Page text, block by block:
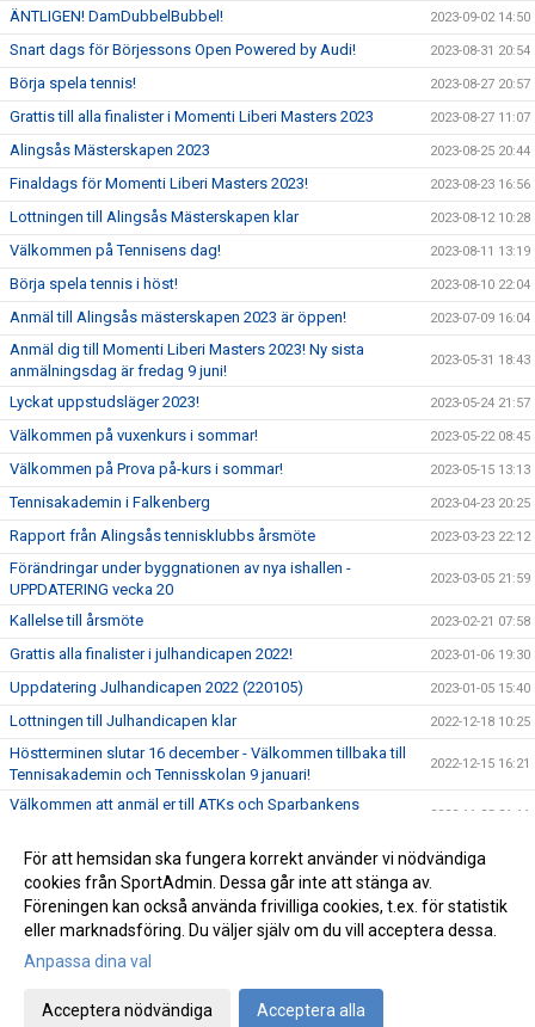
ÄNTLIGEN! DamDubbelBubbel! 2023-09-02 14:50
Snart dags för Börjessons Open Powered by Audi! 2023-08-31 20:54
Börja spela tennis! 2023-08-27 20:57
Grattis till alla finalister i Momenti Liberi Masters 2023 2023-08-27 11:07
Alingsås Mästerskapen 2023 2023-08-25 20:44
Finaldags för Momenti Liberi Masters 2023! 2023-08-23 16:56
Lottningen till Alingsås Mästerskapen klar 2023-08-12 10:28
Välkommen på Tennisens dag! 2023-08-11 13:19
Börja spela tennis i höst! 2023-08-10 22:04
Anmäl till Alingsås mästerskapen 2023 är öppen! 2023-07-09 16:04
Anmäl dig till Momenti Liberi Masters 2023! Ny sista
anmälningsdag är fredag 9 juni!
2023-05-31 18:43
Lyckat uppstudsläger 2023! 2023-05-24 21:57
Välkommen på vuxenkurs i sommar! 2023-05-22 08:45
Välkommen på Prova på-kurs i sommar! 2023-05-15 13:13
Tennisakademin i Falkenberg 2023-04-23 20:25
Rapport från Alingsås tennisklubbs årsmöte 2023-03-23 22:12
Förändringar under byggnationen av nya ishallen -
UPPDATERING vecka 20
2023-03-05 21:59
Kallelse till årsmöte 2023-02-21 07:58
Grattis alla finalister i julhandicapen 2022! 2023-01-06 19:30
Uppdatering Julhandicapen 2022 (220105) 2023-01-05 15:40
Lottningen till Julhandicapen klar 2022-12-18 10:25
Höstterminen slutar 16 december - Välkommen tillbaka till
Tennisakademin och Tennisskolan 9 januari!
2022-12-15 16:21
Välkommen att anmäl er till ATKs och Sparbankens
2022-11-23 21:11
Anmäl er till lagserien 22/23 2022-11-22 21:07
Välkommen till ATKs nya hemsida! 2022-11-22 15:06
Gå till Webbversion
För att hemsidan ska fungera korrekt använder vi nödvändiga
cookies från SportAdmin. Dessa går inte att stänga av.
Föreningen kan också använda frivilliga cookies, t.ex. för statistik
eller marknadsföring. Du väljer själv om du vill acceptera dessa.
Anpassa dina val
Acceptera nödvändiga Acceptera alla